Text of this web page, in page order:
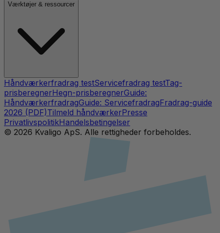
Værktøjer & ressourcer
Håndværkerfradrag testServicefradrag testTag-
prisberegnerHegn-prisberegnerGuide:
HåndværkerfradragGuide: ServicefradragFradrag-guide
2026 (PDF)Tilmeld håndværkerPresse
PrivatlivspolitikHandelsbetingelser
© 2026 Kvaligo ApS. Alle rettigheder forbeholdes.